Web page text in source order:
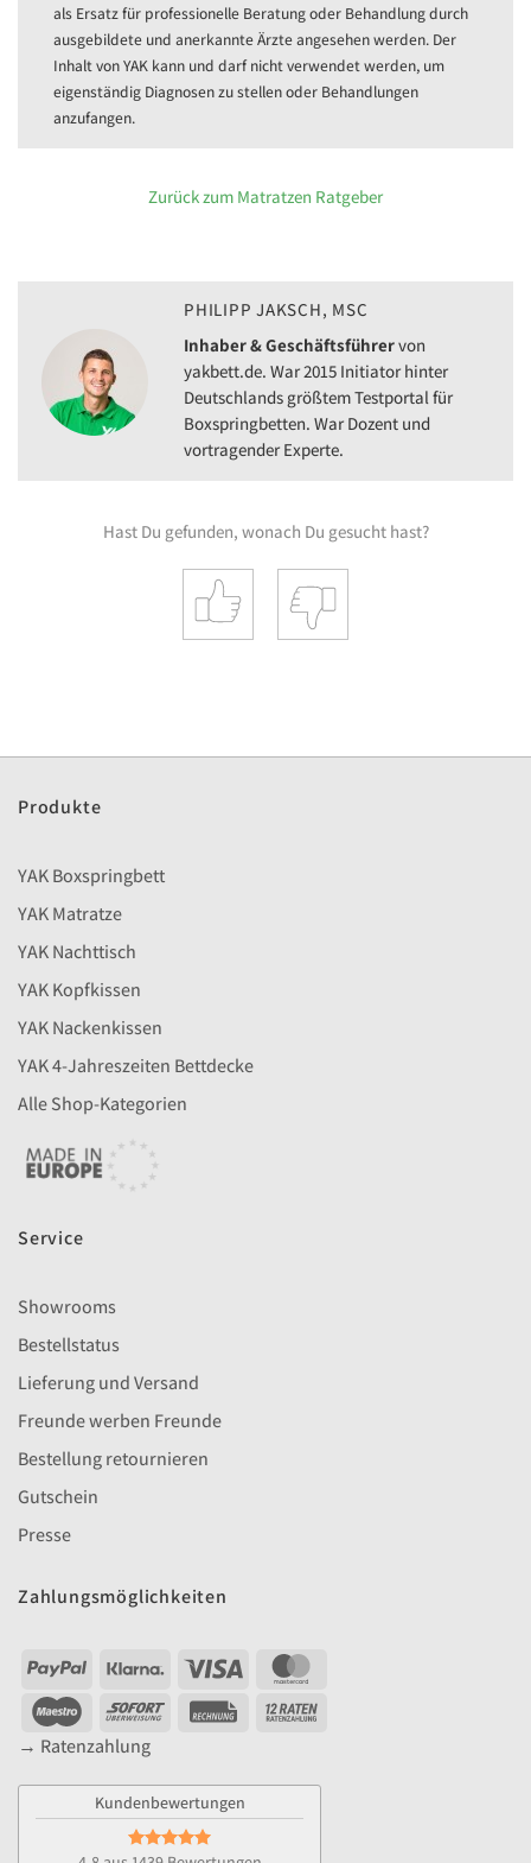
als Ersatz für professionelle Beratung oder Behandlung durch
ausgebildete und anerkannte Ärzte angesehen werden. Der
Inhalt von YAK kann und darf nicht verwendet werden, um
eigenständig Diagnosen zu stellen oder Behandlungen
anzufangen.
Zurück zum Matratzen Ratgeber
PHILIPP JAKSCH, MSC
Inhaber & Geschäftsführervon
yakbett.de. War 2015 Initiator hinter
Deutschlands größtem Testportal für
Boxspringbetten. War Dozent und
vortragender Experte.
Hast Du gefunden, wonach Du gesucht hast?
Produkte
YAK Boxspringbett
YAK Matratze
YAK Nachttisch
YAK Kopfkissen
YAK Nackenkissen
YAK 4-Jahreszeiten Bettdecke
Alle Shop-Kategorien
Service
Showrooms
Bestellstatus
Lieferung und Versand
Freunde werben Freunde
Bestellung retournieren
Gutschein
Presse
Zahlungsmöglichkeiten
PayPal Klarna Visa
Maestro Sofort Rechung
→ Ratenzahlung
Kundenbewertungen